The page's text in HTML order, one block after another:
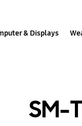
& Displays
SM-